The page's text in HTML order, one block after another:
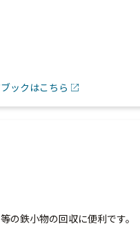
ックはこちら
の鉄小物の回収に便利です。